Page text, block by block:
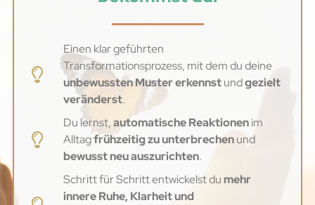
Einen klar geführten
Transformationsprozess, mit dem du deine
unbewussten Muster erkennstundgezielt
veränderst.
Du lernst,automatische Reaktionenim
Alltagfrühzeitig zu unterbrechenund
bewusst neu auszurichten.
Schritt für Schritt entwickelst du mehr
innere Ruhe, Klarheit und